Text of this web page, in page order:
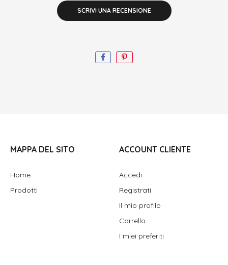
SCRIVI UNA RECENSIONE
MAPPA DEL SITO
Home
Prodotti
ACCOUNT CLIENTE
Accedi
Registrati
Il mio profilo
Carrello
I miei preferiti